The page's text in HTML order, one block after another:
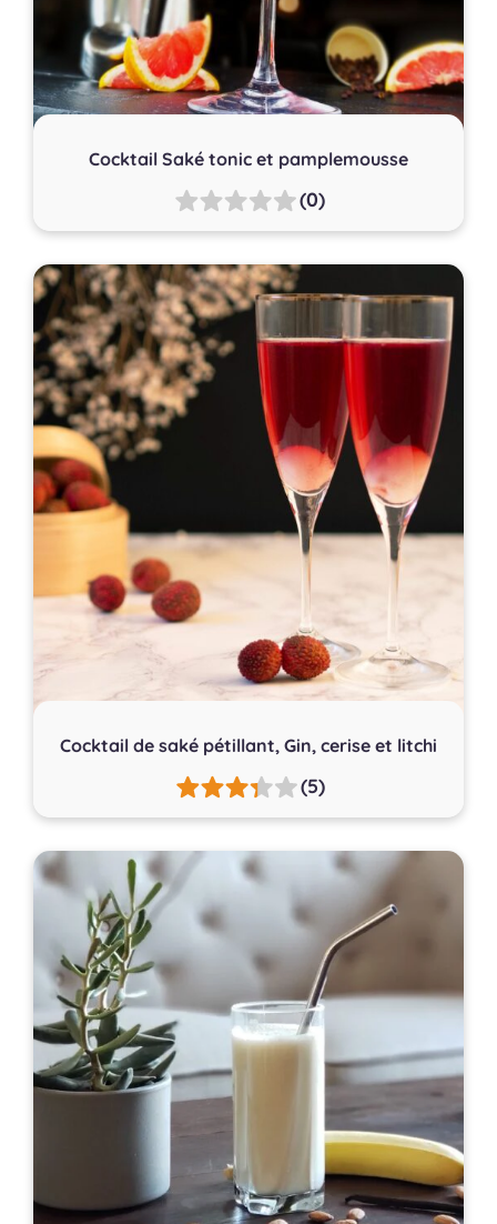
Cocktail Saké tonic et pamplemousse
(0)
Cocktail de saké pétillant, Gin, cerise et litchi
(5)